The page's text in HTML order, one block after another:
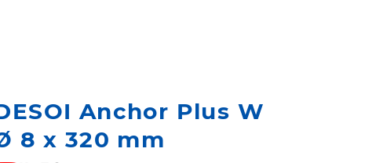
Anchor Plus W
8 x 320 mm